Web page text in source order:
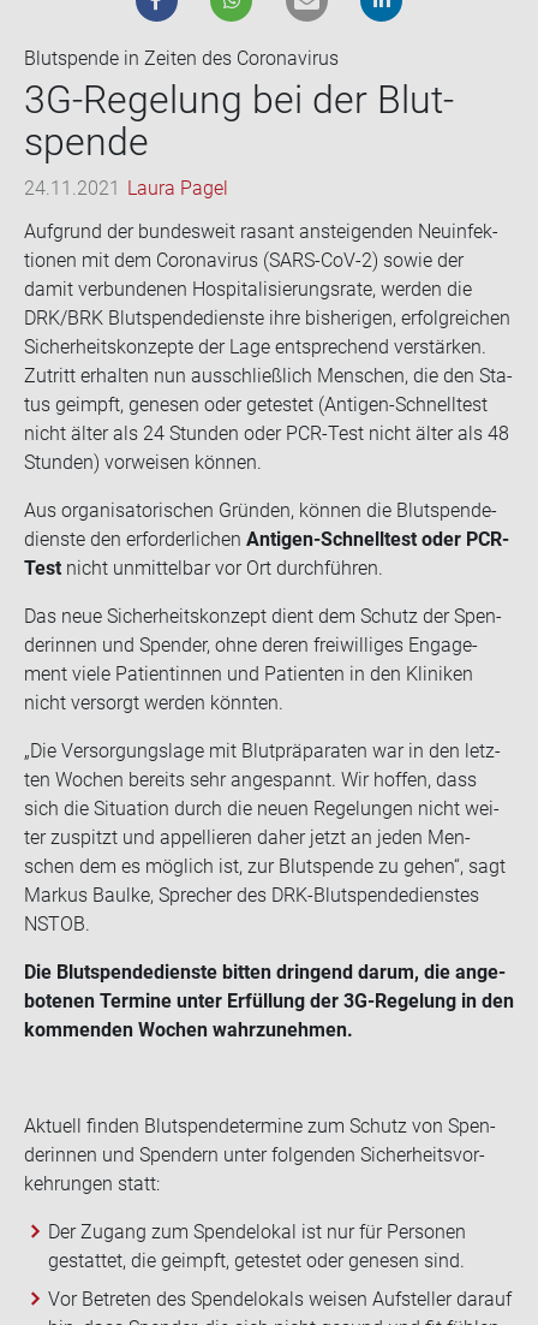
Blutspende in Zeiten des Coronavirus
3G-​Regelung bei der Blut­
spen­de
24.11.2021 Laura Pagel
Auf­grund der bun­des­weit ra­sant an­stei­gen­den Neu­in­fek­
tio­nen mit dem Co­ro­na­vi­rus (SARS-​CoV-2) sowie der
damit ver­bun­de­nen Hos­pi­ta­li­sie­rungs­ra­te, wer­den die
DRK/BRK Blut­spen­de­diens­te ihre bis­he­ri­gen, er­folg­rei­chen
Si­cher­heits­kon­zep­te der Lage ent­spre­chend ver­stär­ken.
Zu­tritt er­hal­ten nun aus­schließ­lich Men­schen, die den Sta­
tus ge­impft, ge­ne­sen oder ge­tes­tet (Antigen-​Schnelltest
nicht älter als 24 Stun­den oder PCR-​Test nicht älter als 48
Stun­den) vor­wei­sen kön­nen.
Aus or­ga­ni­sa­to­ri­schen Grün­den, kön­nen die Blut­spen­de­
diens­te den er­for­der­li­chen Antigen-​Schnelltest oder PCR-​
Test nicht un­mit­tel­bar vor Ort durch­füh­ren.
Das neue Si­cher­heits­kon­zept dient dem Schutz der Spen­
de­rin­nen und Spen­der, ohne deren frei­wil­li­ges En­ga­ge­
ment viele Pa­ti­en­tin­nen und Pa­ti­en­ten in den Kli­ni­ken
nicht ver­sorgt wer­den könn­ten.
„Die Ver­sor­gungs­la­ge mit Blut­prä­pa­ra­ten war in den letz­
ten Wo­chen be­reits sehr an­ge­spannt. Wir hof­fen, dass
sich die Si­tua­ti­on durch die neuen Re­ge­lun­gen nicht wei­
ter zu­spitzt und ap­pel­lie­ren daher jetzt an jeden Men­
schen dem es mög­lich ist, zur Blut­spen­de zu gehen“, sagt
Mar­kus Baul­ke, Spre­cher des DRK-​Blutspendedienstes
NSTOB.
Die Blut­spen­de­diens­te bit­ten drin­gend darum, die an­ge­
bo­te­nen Ter­mi­ne unter Er­fül­lung der 3G-​Regelung in den
kom­men­den Wo­chen wahr­zu­neh­men.
Ak­tu­ell fin­den Blut­spen­de­ter­mi­ne zum Schutz von Spen­
de­rin­nen und Spen­dern unter fol­gen­den Si­cher­heits­vor­
keh­run­gen statt:
Der Zugang zum Spendelokal ist nur für Personen
gestattet, die geimpft, getestet oder genesen sind.
Vor Betreten des Spendelokals weisen Aufsteller darauf